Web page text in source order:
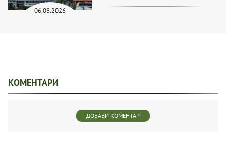
06.08.2026
КОМЕНТАРИ
ДОБАВИ КОМЕНТАР